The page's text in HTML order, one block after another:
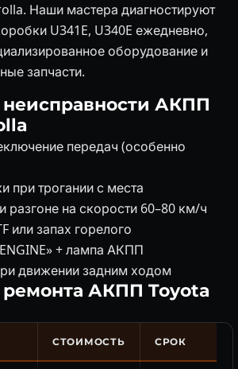
Наши мастера диагностируют
U341E, U340E ежедневно,
оборудование и
запчасти.
АКПП
передач (особенно
при трогании с места
разгоне на скорости 60–80 км/ч
или запах горелого
+ лампа АКПП
движении задним ходом
ремонта АКПП Toyota
СТОИМОСТЬ СРОК